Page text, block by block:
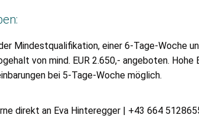
Mindestqualifikation, einer 6-Tage-Woche
von mind. EUR 2.650,- angeboten. Hohe
bei 5-Tage-Woche möglich.
direkt an Eva Hinteregger | +43 664